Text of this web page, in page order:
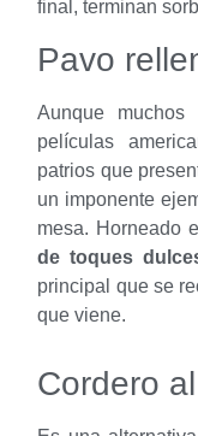
final, terminan
Pavo
Aunque
películas
patrios que
un imponente
mesa. Horneado
de toques
principal que se
que viene.
Cordero